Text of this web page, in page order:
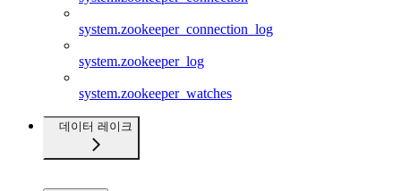
system.zookeeper_connection_log
system.zookeeper_log
system.zookeeper_watches
데이터 레이크